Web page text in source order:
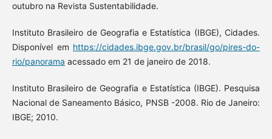
outubro na Revista Sustentabilidade.
Instituto Brasileiro de Geografia e Estatística (IBGE), Cidades.
Disponível em https://cidades.ibge.gov.br/brasil/go/pires-do-
rio/panorama acessado em 21 de janeiro de 2018.
Instituto Brasileiro de Geografia e Estatística (IBGE). Pesquisa
Nacional de Saneamento Básico, PNSB -2008. Rio de Janeiro:
IBGE; 2010.